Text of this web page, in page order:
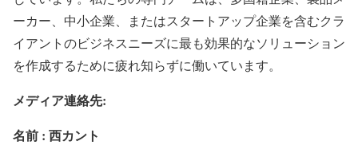
ーカー、中小企業、またはスタートアップ企業を含むクラ
イアントのビジネスニーズに最も効果的なソリューション
を作成するために疲れ知らずに働いています。
メディア連絡先:
名前 : 西カント